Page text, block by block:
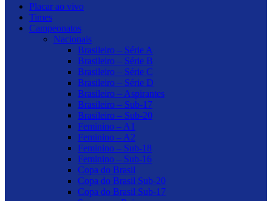
Placar ao vivo
Times
Campeonatos
Nacionais
Brasileiro – Série A
Brasileiro – Série B
Brasileiro – Série C
Brasileiro – Série D
Brasileiro – Aspirantes
Brasileiro – Sub-17
Brasileiro – Sub-20
Feminino – A1
Feminino – A2
Feminino – Sub-18
Feminino – Sub-16
Copa do Brasil
Copa do Brasil Sub-20
Copa do Brasil Sub-17